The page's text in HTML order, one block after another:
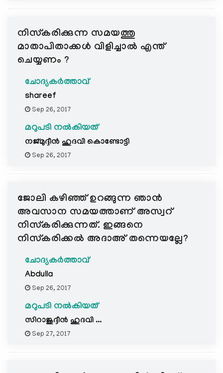
നിസ്കരിക്കുന്ന സമയത്തു
മാതാപിതാക്കൾ വിളിച്ചാൽ എന്ത്
ചെയ്യണം ?
ചോദ്യകർത്താവ്
shareef
Sep 26, 2017
മറുപടി നൽകിയത്
നജ്മുദ്ദീൻ ഹുദവി കൊണ്ടോട്ടി
Sep 26, 2017
ജോലി കഴിഞ്ഞ് ഉറങ്ങുന്ന ഞാന്‍
അവസാന സമയത്താണ് അസ്വറ്
നിസ്കരിക്കുന്നത്. ഇങ്ങനെ
നിസ്കരിക്കല്‍ അദാഅ് തന്നെയല്ലേ?
ചോദ്യകർത്താവ്
Abdulla
Sep 26, 2017
മറുപടി നൽകിയത്
സിറാജുദ്ദീന്‍ ഹുദവി ...
Sep 27, 2017